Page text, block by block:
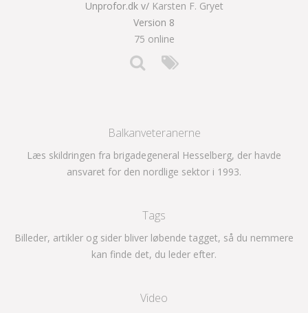
Unprofor.dk v/ Karsten F. Gryet
Version 8
75 online
Balkanveteranerne
Læs skildringen fra brigadegeneral Hesselberg, der havde
ansvaret for den nordlige sektor i 1993.
Tags
Billeder, artikler og sider bliver løbende tagget, så du nemmere
kan finde det, du leder efter.
Video